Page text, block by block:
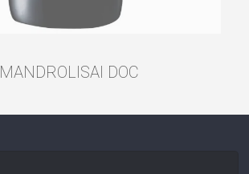
MANDROLISAI DOC